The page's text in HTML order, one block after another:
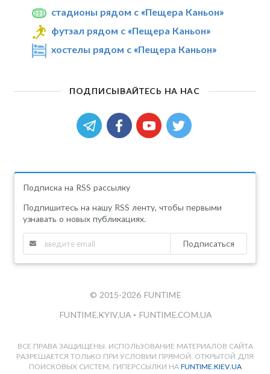
стадионы рядом с «Пещера Каньон»
футзал рядом с «Пещера Каньон»
хостелы рядом с «Пещера Каньон»
ПОДПИСЫВАЙТЕСЬ НА НАС
Подписка на RSS рассылку
Подпишитесь на нашу RSS ленту, чтобы первыми
узнавать о новых публикациях.
Подписаться
© 2015-2026 FUNTIME
FUNTIME.KYIV.UA • FUNTIME.COM.UA
ВСЕ ПРАВА ЗАЩИЩЕНЫ. ИСПОЛЬЗОВАНИЕ МАТЕРИАЛОВ САЙТА
РАЗРЕШАЕТСЯ ТОЛЬКО ПРИ УСЛОВИИ ПРЯМОЙ, ОТКРЫТОЙ ДЛЯ
ПОИСКОВЫХ СИСТЕМ, ГИПЕРССЫЛКИ НА FUNTIME.KIEV.UA